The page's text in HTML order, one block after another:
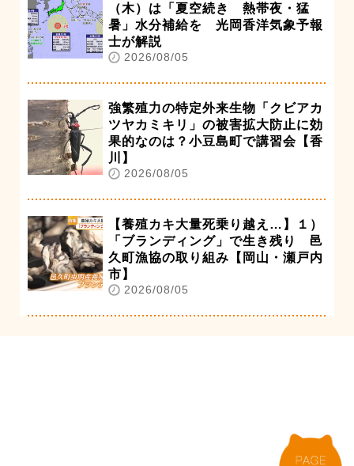
（木）は「夏空続き 熱帯夜・猛
暑」水分補給を 光岡香洋気象予報
士が解説
2026/08/05
強繁殖力の特定外来生物「クビアカ
ツヤカミキリ」の被害拡大防止に効
果的なのは？小豆島町で講習会【香
川】
2026/08/05
【養殖カキ大量死乗り越え…】１）
「ブランディング」で生き残り 邑
久町漁協の取り組み【岡山・瀬戸内
市】
2026/08/05